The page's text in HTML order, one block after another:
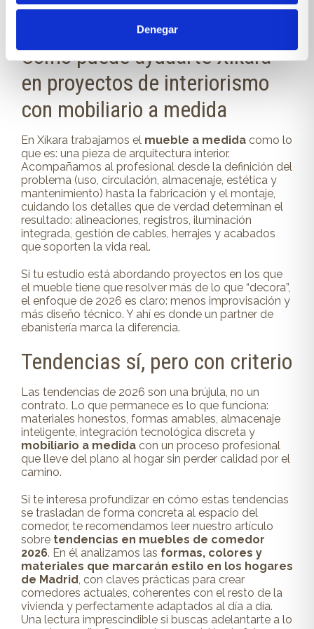
Denegar
interiorista protege su reputación y reduce el
desgaste de dirección de obra.
Cómo puede ayudarte Xíkara
en proyectos de interiorismo
con mobiliario a medida
En Xíkara trabajamos el mueble a medida como lo
que es: una pieza de arquitectura interior.
Acompañamos al profesional desde la definición del
problema (uso, circulación, almacenaje, estética y
mantenimiento) hasta la fabricación y el montaje,
cuidando los detalles que de verdad determinan el
resultado: alineaciones, registros, iluminación
integrada, gestión de cables, herrajes y acabados
que soporten la vida real.
Si tu estudio está abordando proyectos en los que
el mueble tiene que resolver más de lo que “decora”,
el enfoque de 2026 es claro: menos improvisación y
más diseño técnico. Y ahí es donde un partner de
ebanistería marca la diferencia.
Tendencias sí, pero con criterio
Las tendencias de 2026 son una brújula, no un
contrato. Lo que permanece es lo que funciona:
materiales honestos, formas amables, almacenaje
inteligente, integración tecnológica discreta y
mobiliario a medida con un proceso profesional
que lleve del plano al hogar sin perder calidad por el
camino.
Si te interesa profundizar en cómo estas tendencias
se trasladan de forma concreta al espacio del
comedor, te recomendamos leer nuestro artículo
sobre tendencias en muebles de comedor
2026. En él analizamos las formas, colores y
materiales que marcarán estilo en los hogares
de Madrid, con claves prácticas para crear
comedores actuales, coherentes con el resto de la
vivienda y perfectamente adaptados al día a día.
Una lectura imprescindible si buscas adelantarte a lo